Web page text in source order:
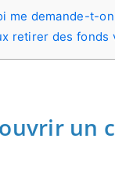
me demande-t-
retirer des fonds
un